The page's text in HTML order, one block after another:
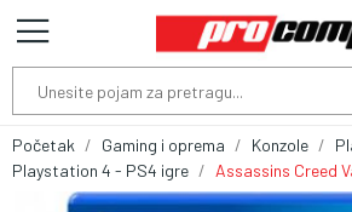
Početak Gaming i oprema Konzole
Playstation 4 - PS4 igre
Assassins Creed